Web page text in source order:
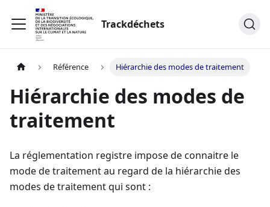
Trackdéchets
Référence Hiérarchie des modes de traitement
Hiérarchie des modes de
traitement
La réglementation registre impose de connaitre le
mode de traitement au regard de la hiérarchie des
modes de traitement qui sont :